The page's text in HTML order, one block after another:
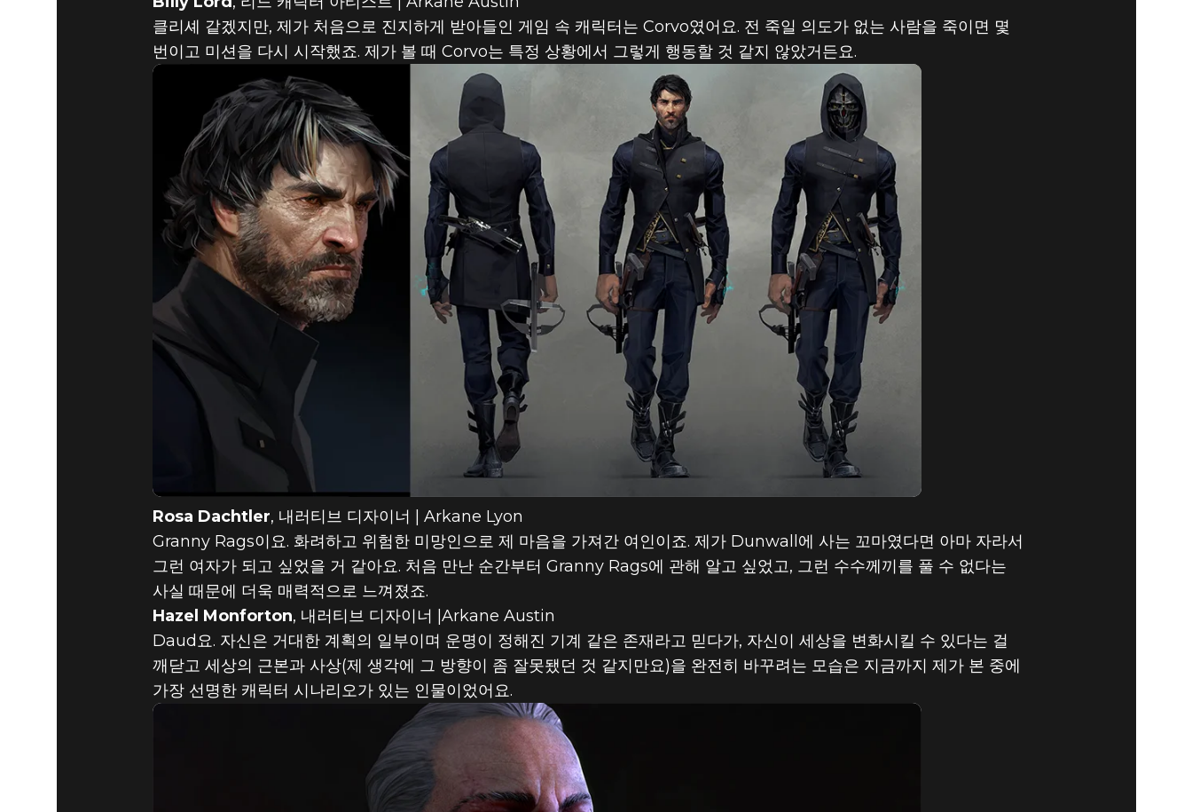
클리셰 같겠지만, 제가 처음으로 진지하게 받아들인 게임 속 캐릭터는 Corvo였어요. 전 죽일 의도가 없는 사람을 죽이면 몇
번이고 미션을 다시 시작했죠. 제가 볼 때 Corvo는 특정 상황에서 그렇게 행동할 것 같지 않았거든요.
Rosa Dachtler, 내러티브 디자이너 | Arkane Lyon
Granny Rags이요. 화려하고 위험한 미망인으로 제 마음을 가져간 여인이죠. 제가 Dunwall에 사는 꼬마였다면 아마 자라서
그런 여자가 되고 싶었을 거 같아요. 처음 만난 순간부터 Granny Rags에 관해 알고 싶었고, 그런 수수께끼를 풀 수 없다는
사실 때문에 더욱 매력적으로 느껴졌죠.
Hazel Monforton, 내러티브 디자이너 |Arkane Austin
Daud요. 자신은 거대한 계획의 일부이며 운명이 정해진 기계 같은 존재라고 믿다가, 자신이 세상을 변화시킬 수 있다는 걸
깨닫고 세상의 근본과 사상(제 생각에 그 방향이 좀 잘못됐던 것 같지만요)을 완전히 바꾸려는 모습은 지금까지 제가 본 중에
가장 선명한 캐릭터 시나리오가 있는 인물이었어요.